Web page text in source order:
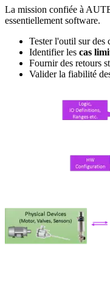
La mission confiée à
essentiellement software.
Tester l'outil sur des
Identifier les cas
Fournir des retours
Valider la fiabilité